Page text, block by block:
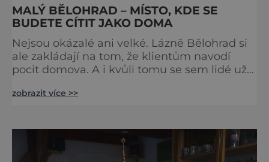
MALÝ BĚLOHRAD – MÍSTO, KDE SE
BUDETE CÍTIT JAKO DOMA
Nejsou okázalé ani velké. Lázně Bělohrad si
ale zakládají na tom, že klientům navodí
pocit domova. A i kvůli tomu se sem lidé už
lázeňské koncerty ani velkolepé akce.
nevšimne, ani se jí kolonáda vlastně neříká.
zobrazit více >>